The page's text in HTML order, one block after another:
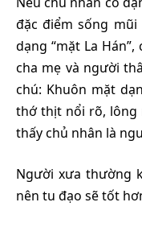
đặc điểm sống
dạng “mặt La
cha mẹ và người
chú: Khuôn mặt
thớ thịt nổi rõ, lông
thấy chủ nhân là
Người xưa thường
nên tu đạo sẽ tốt